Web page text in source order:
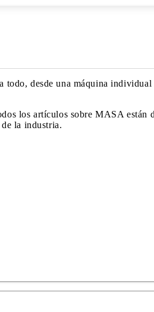
desde una máquina
los artículos sobre MASA están
la industria.